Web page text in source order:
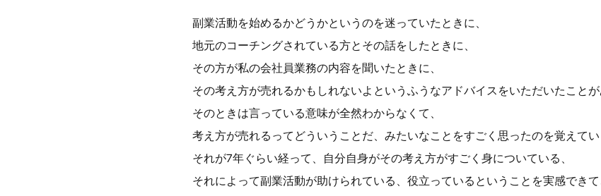
副業活動を始めるかどうかというのを迷っていたときに、
地元のコーチングされている方とその話をしたときに、
その方が私の会社員業務の内容を聞いたときに、
その考え方が売れるかもしれないよというふうなアドバイスをいただいたことが
そのときは言っている意味が全然わからなくて、
考え方が売れるってどういうことだ、みたいなことをすごく思ったのを覚えてい
それが7年ぐらい経って、自分自身がその考え方がすごく身についている、
それによって副業活動が助けられている、役立っているということを実感できて